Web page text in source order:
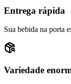
Entrega rápida
Sua bebida na porta
Variedade